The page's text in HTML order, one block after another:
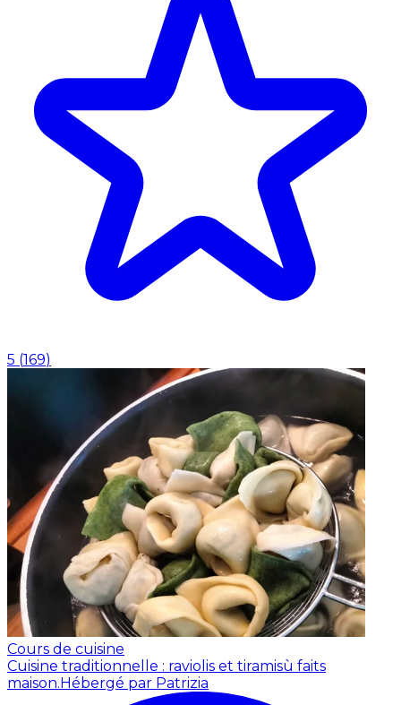
5 (169)
Cours de cuisine
Cuisine traditionnelle : raviolis et tiramisù faits
maison.Hébergé par Patrizia